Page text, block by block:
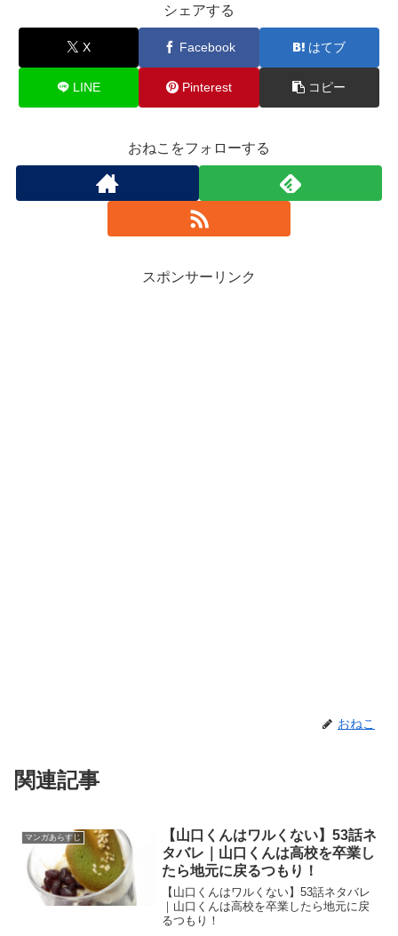
シェアする
X Facebook はてブ
LINE Pinterest コピー
おねこをフォローする
スポンサーリンク
おねこ
関連記事
マンガあらすじ
【山口くんはワルくない】53話ネ
タバレ｜山口くんは高校を卒業し
たら地元に戻るつもり！
【山口くんはワルくない】53話ネタバレ
｜山口くんは高校を卒業したら地元に戻
るつもり！